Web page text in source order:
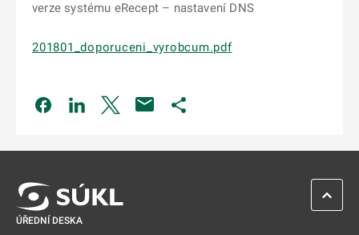
verze systému eRecept – nastavení DNS
201801_doporuceni_vyrobcum.pdf
Odkaz se otevře na nové kartě
Odkaz se otevře na nové kartě
Odkaz se otevře na nové kartě
ÚŘEDNÍ DESKA
ZPĚT